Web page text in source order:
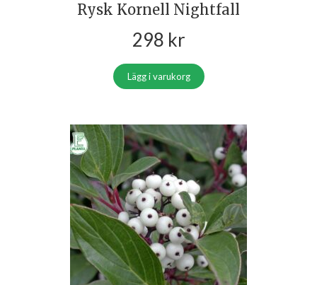
Rysk Kornell Nightfall
298 kr
Lägg i varukorg